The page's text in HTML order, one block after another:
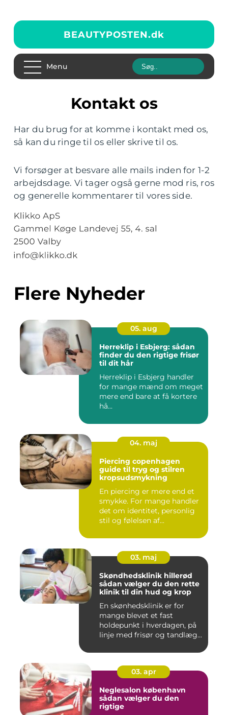
BEAUTYPOSTEN.dk
Menu
Kontakt os
Har du brug for at komme i kontakt med os,
så kan du ringe til os eller skrive til os.
Vi forsøger at besvare alle mails inden for 1-2
arbejdsdage. Vi tager også gerne mod ris, ros
og generelle kommentarer til vores side.
Flere Nyheder
05. aug
Herreklip i Esbjerg: sådan
finder du den rigtige frisør
til dit hår
Herreklip i Esbjerg handler
for mange mænd om meget
mere end bare at få kortere
hå...
04. maj
Piercing copenhagen
guide til tryg og stilren
kropsudsmykning
En piercing er mere end et
smykke. For mange handler
det om identitet, personlig
stil og følelsen af...
03. maj
Skøndhedsklinik hillerød
sådan vælger du den rette
klinik til din hud og krop
En skønhedsklinik er for
mange blevet et fast
holdepunkt i hverdagen, på
linje med frisør og tandlæg...
03. apr
Neglesalon københavn
sådan vælger du den
rigtige